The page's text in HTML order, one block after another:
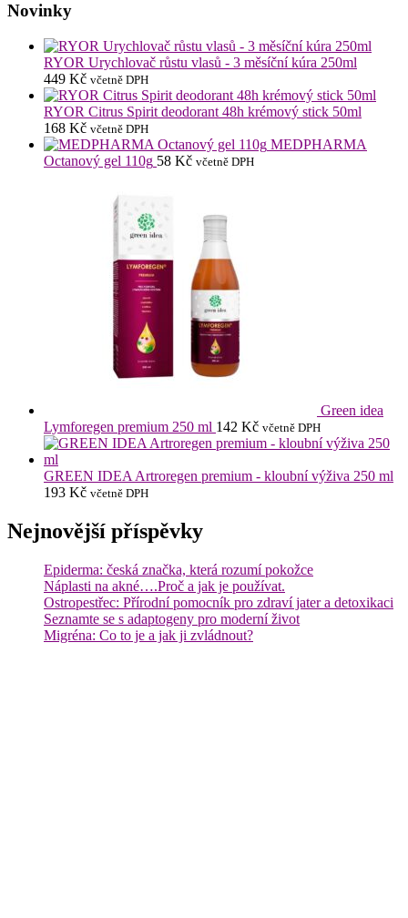
Novinky
RYOR Urychlovač růstu vlasů - 3 měsíční kúra 250ml
449 Kč včetně DPH
RYOR Citrus Spirit deodorant 48h krémový stick 50ml
168 Kč včetně DPH
MEDPHARMA
Octanový gel 110g 58 Kč včetně DPH
Green idea
Lymforegen premium 250 ml 142 Kč včetně DPH
GREEN IDEA Artroregen premium - kloubní výživa 250 ml
193 Kč včetně DPH
Nejnovější příspěvky
Epiderma: česká značka, která rozumí pokožce
Náplasti na akné….Proč a jak je používat.
Ostropestřec: Přírodní pomocník pro zdraví jater a detoxikaci
Seznamte se s adaptogeny pro moderní život
Migréna: Co to je a jak ji zvládnout?